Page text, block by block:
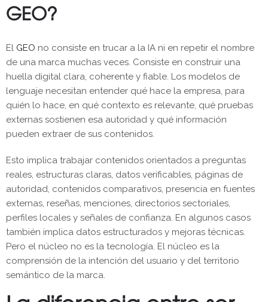
GEO?
El GEO no consiste en trucar a la IA ni en repetir el nombre
de una marca muchas veces. Consiste en construir una
huella digital clara, coherente y fiable. Los modelos de
lenguaje necesitan entender qué hace la empresa, para
quién lo hace, en qué contexto es relevante, qué pruebas
externas sostienen esa autoridad y qué información
pueden extraer de sus contenidos.
Esto implica trabajar contenidos orientados a preguntas
reales, estructuras claras, datos verificables, páginas de
autoridad, contenidos comparativos, presencia en fuentes
externas, reseñas, menciones, directorios sectoriales,
perfiles locales y señales de confianza. En algunos casos
también implica datos estructurados y mejoras técnicas.
Pero el núcleo no es la tecnología. El núcleo es la
comprensión de la intención del usuario y del territorio
semántico de la marca.